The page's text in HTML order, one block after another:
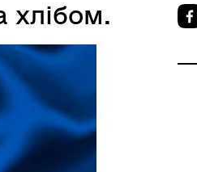
хлібом.